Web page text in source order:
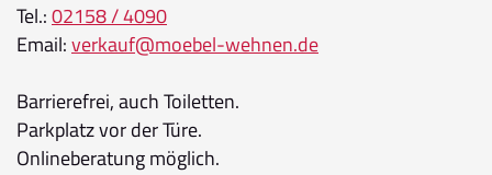
Tel.:02158 / 4090
Email:verkauf@moebel-wehnen.de
Barrierefrei, auch Toiletten.
Parkplatz vor der Türe.
Onlineberatung möglich.